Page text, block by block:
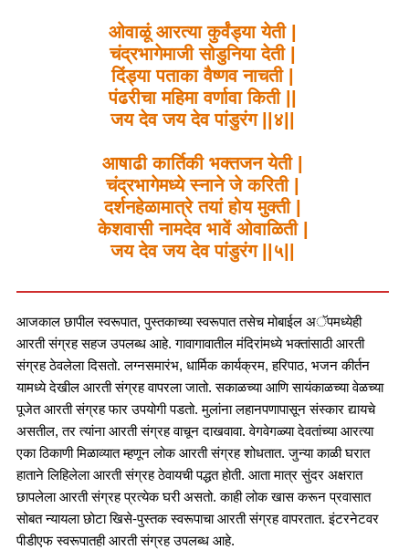
ओवाळूं आरत्या कुर्वंड्या येती |
चंद्रभागेमाजी सोडुनिया देती |
दिंड्या पताका वैष्णव नाचती |
पंढरीचा महिमा वर्णावा किती ||
जय देव जय देव पांडुरंग ||४||
आषाढी कार्तिकी भक्तजन येती |
चंद्रभागेमध्ये स्नाने जे करिती |
दर्शनहेळामात्रे तयां होय मुक्ती |
केशवासी नामदेव भावें ओवाळिती |
जय देव जय देव पांडुरंग ||५||
आजकाल छापील स्वरूपात, पुस्तकाच्या स्वरूपात तसेच मोबाईल अॅपमध्येही
आरती संग्रह सहज उपलब्ध आहे. गावागावातील मंदिरांमध्ये भक्तांसाठी आरती
संग्रह ठेवलेला दिसतो. लग्नसमारंभ, धार्मिक कार्यक्रम, हरिपाठ, भजन कीर्तन
यामध्ये देखील आरती संग्रह वापरला जातो. सकाळच्या आणि सायंकाळच्या वेळच्या
पूजेत आरती संग्रह फार उपयोगी पडतो. मुलांना लहानपणापासून संस्कार द्यायचे
असतील, तर त्यांना आरती संग्रह वाचून दाखवावा. वेगवेगळ्या देवतांच्या आरत्या
एका ठिकाणी मिळाव्यात म्हणून लोक आरती संग्रह शोधतात. जुन्या काळी घरात
हाताने लिहिलेला आरती संग्रह ठेवायची पद्धत होती. आता मात्र सुंदर अक्षरात
छापलेला आरती संग्रह प्रत्येक घरी असतो. काही लोक खास करून प्रवासात
सोबत न्यायला छोटा खिसे-पुस्तक स्वरूपाचा आरती संग्रह वापरतात. इंटरनेटवर
पीडीएफ स्वरूपातही आरती संग्रह उपलब्ध आहे.